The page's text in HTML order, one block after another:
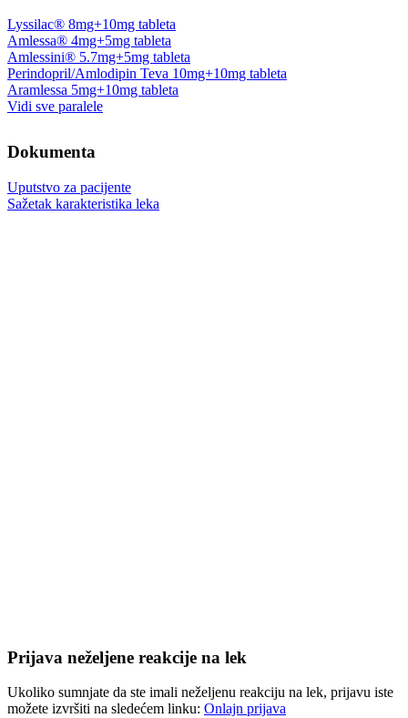
Lyssilac® 8mg+10mg tableta
Amlessa® 4mg+5mg tableta
Amlessini® 5.7mg+5mg tableta
Perindopril/Amlodipin Teva 10mg+10mg tableta
Aramlessa 5mg+10mg tableta
Vidi sve paralele
Dokumenta
Uputstvo za pacijente
Sažetak karakteristika leka
Prijava neželjene reakcije na lek
Ukoliko sumnjate da ste imali neželjenu reakciju na lek, prijavu iste
možete izvršiti na sledećem linku: Onlajn prijava